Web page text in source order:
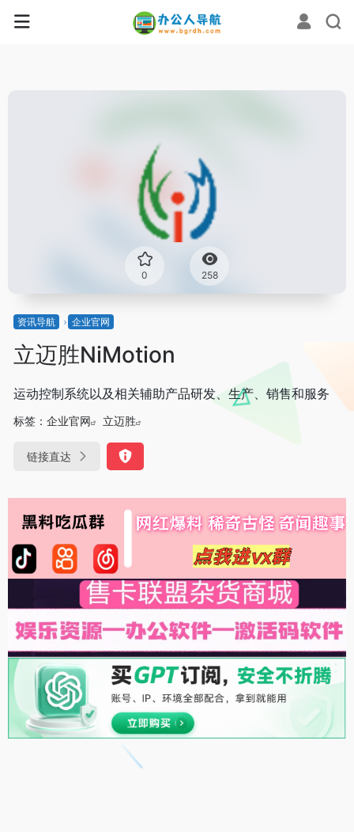
0 258
资讯导航 企业官网
立迈胜NiMotion
运动控制系统以及相关辅助产品研发、生产、销售和服务
标签： 企业官网 立迈胜
链接直达